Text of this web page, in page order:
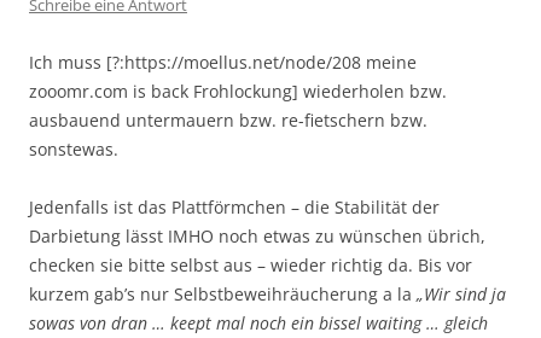
Schreibe eine Antwort
Ich muss [?:https://moellus.net/node/208 meine
zooomr.com is back Frohlockung] wiederholen bzw.
ausbauend untermauern bzw. re-fietschern bzw.
sonstewas.
Jedenfalls ist das Plattförmchen – die Stabilität der
Darbietung lässt IMHO noch etwas zu wünschen übrich,
checken sie bitte selbst aus – wieder richtig da. Bis vor
kurzem gab’s nur Selbstbeweihräucherung a la „Wir sind ja
sowas von dran … keept mal noch ein bissel waiting … gleich